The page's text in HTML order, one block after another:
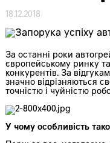
18.12.2018
За останні роки
європейському ринку
конкурентів. За
значно відрізняються
точністю і чуйністю
У чому особливість